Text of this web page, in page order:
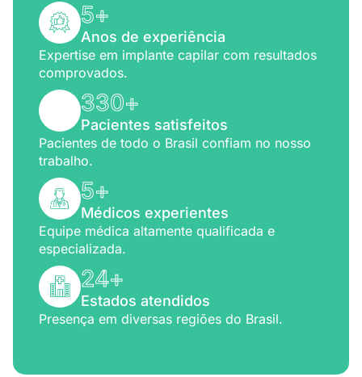
5+
Anos de experiência
Expertise em implante capilar com resultados
comprovados.
330+
Pacientes satisfeitos
Pacientes de todo o Brasil confiam no nosso
trabalho.
5+
Médicos experientes
Equipe médica altamente qualificada e
especializada.
24+
Estados atendidos
Presença em diversas regiões do Brasil.